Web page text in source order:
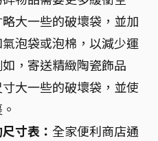
大一些的破壞袋，並加
泡袋或泡棉，以減少運
，寄送精緻陶瓷飾品
大一些的破壞袋，並使
寸表： 全家便利商店通